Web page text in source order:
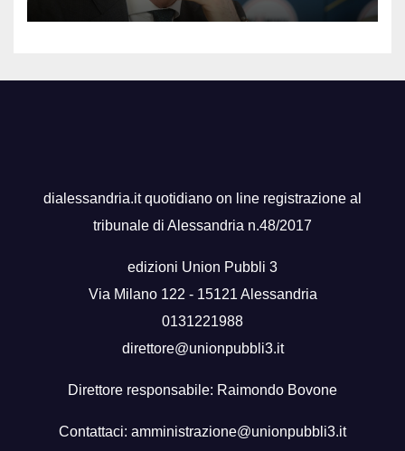
dialessandria.it quotidiano on line registrazione al
tribunale di Alessandria n.48/2017
edizioni Union Pubbli 3
Via Milano 122 - 15121 Alessandria
0131221988
direttore@unionpubbli3.it
Direttore responsabile: Raimondo Bovone
Contattaci: amministrazione@unionpubbli3.it